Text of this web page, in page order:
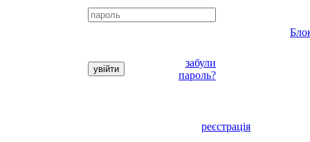
забули
пароль?
реєстрація